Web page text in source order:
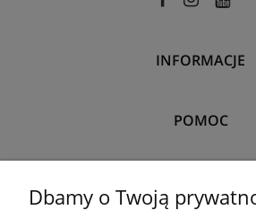
INFORMACJE
POMOC
Dbamy o Twoją